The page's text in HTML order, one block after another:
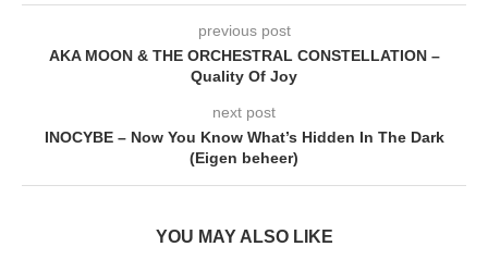
previous post
AKA MOON & THE ORCHESTRAL CONSTELLATION –
Quality Of Joy
next post
INOCYBE – Now You Know What’s Hidden In The Dark
(Eigen beheer)
YOU MAY ALSO LIKE